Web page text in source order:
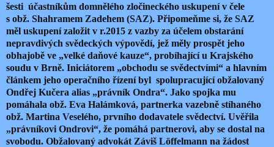
šesti účastníkům domnělého zločineckého uskupení v čele
s obž. Shahramem Zadehem (SAZ). Připomeňme si, že SAZ
měl uskupení založit v r.2015 z vazby za účelem obstarání
nepravdivých svědeckých výpovědí, jež měly prospět jeho
obhajobě ve „velké daňové kauze“, probíhající u Krajského
soudu v Brně. Iniciátorem „obchodu se svědectvími“ a hlavním
článkem jeho operačního řízení byl spolupracující obžalovaný
Ondřej Kučera alias „právník Ondra“. Jako spojka mu
pomáhala obž. Eva Halámková, partnerka vazebně stíhaného
obž. Martina Veselého, prvního dodavatele svědectví. Uvěřila
„právníkovi Ondrovi“, že pomáhá partnerovi, aby se dostal na
svobodu. Obžalovaný advokát Záviš Löffelmann na žádost